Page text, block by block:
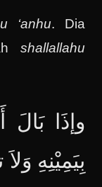
‘anhu. Dia
shallallahu
وإذَا
بِيَمِيْنِهِ